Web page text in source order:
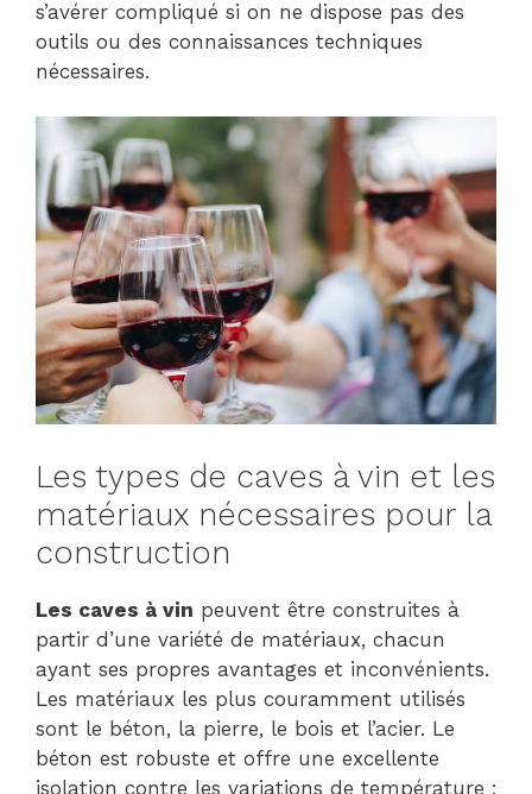
s’avérer compliqué si on ne dispose pas des
outils ou des connaissances techniques
nécessaires.
Les types de caves à vin et les
matériaux nécessaires pour la
construction
Les caves à vin peuvent être construites à
partir d’une variété de matériaux, chacun
ayant ses propres avantages et inconvénients.
Les matériaux les plus couramment utilisés
sont le béton, la pierre, le bois et l’acier. Le
béton est robuste et offre une excellente
isolation contre les variations de température ;